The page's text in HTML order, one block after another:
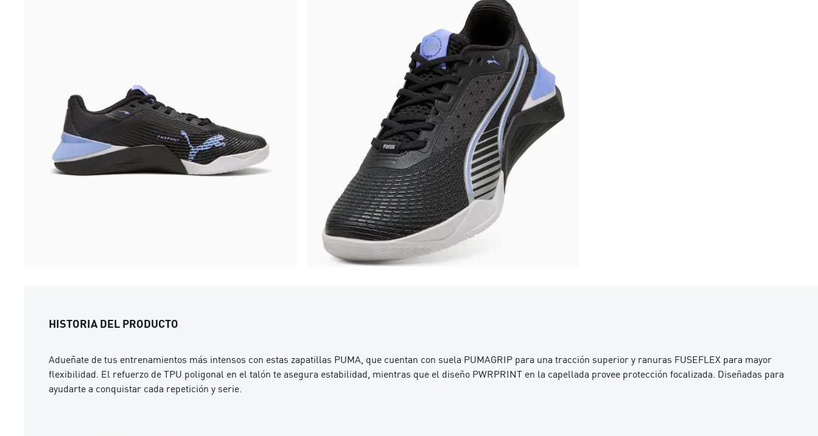
HISTORIA DEL PRODUCTO
Adueñate de tus entrenamientos más intensos con estas zapatillas PUMA, que cuentan con suela PUMAGRIP para una tracción superior y ranuras FUSEFLEX para mayor
flexibilidad. El refuerzo de TPU poligonal en el talón te asegura estabilidad, mientras que el diseño PWRPRINT en la capellada provee protección focalizada. Diseñadas para
ayudarte a conquistar cada repetición y serie.